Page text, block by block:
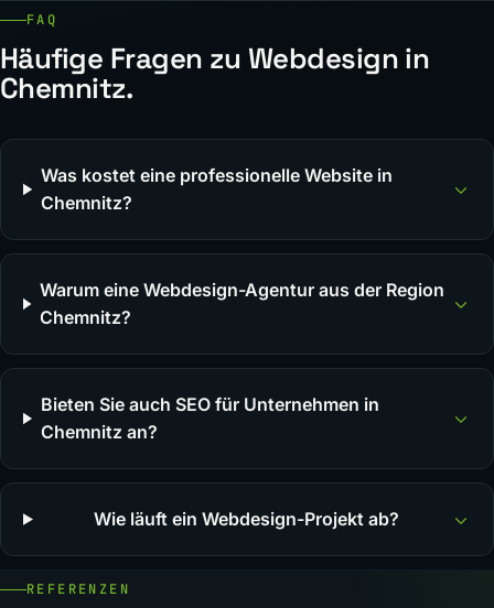
FAQ
Häufige Fragen zu Webdesign in
Chemnitz.
Was kostet eine professionelle Website in
Chemnitz?
Warum eine Webdesign-Agentur aus der Region
Chemnitz?
Bieten Sie auch SEO für Unternehmen in
Chemnitz an?
Wie läuft ein Webdesign-Projekt ab?
REFERENZEN